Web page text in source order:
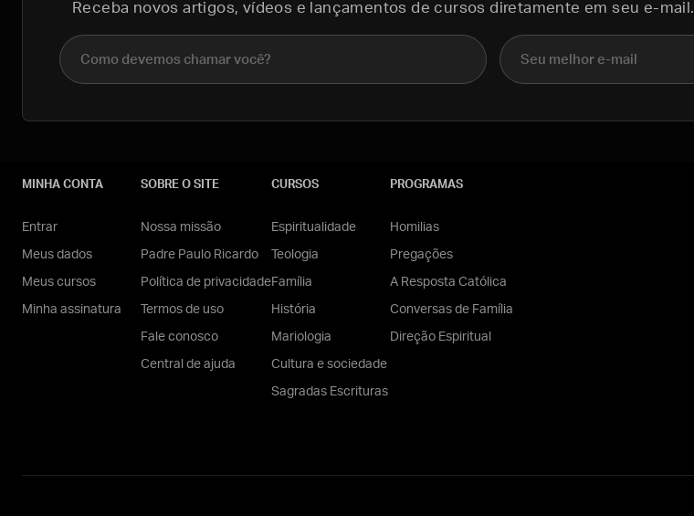
Receba novos artigos, vídeos e lançamentos de cursos diretamente em seu e-mail.
Nome completo E-mail
MINHA CONTA
Entrar
Meus dados
Meus cursos
Minha assinatura
SOBRE O SITE
Nossa missão
Padre Paulo Ricardo
Política de privacidade
Termos de uso
Fale conosco
Central de ajuda
CURSOS
Espiritualidade
Teologia
Família
História
Mariologia
Cultura e sociedade
Sagradas Escrituras
PROGRAMAS
Homilias
Pregações
A Resposta Católica
Conversas de Família
Direção Espiritual